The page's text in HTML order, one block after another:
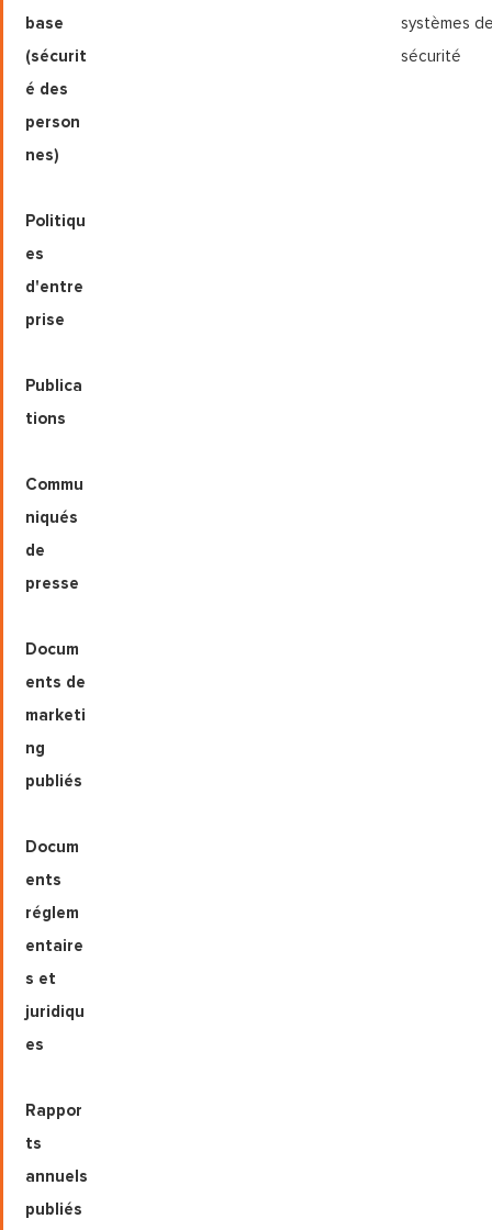
base
(sécurit
é des
person
nes)
Politiqu
es
d'entre
prise
Publica
tions
Commu
niqués
de
presse
Docum
ents de
marketi
ng
publiés
Docum
ents
réglem
entaire
s et
juridiqu
es
Rappor
ts
annuels
publiés
systèmes
sécurité